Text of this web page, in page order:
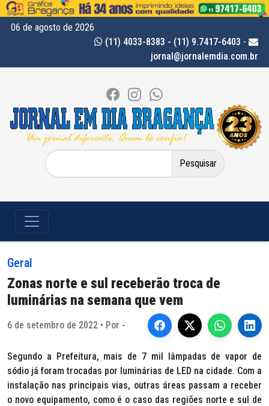
06 de agosto de 2026
(11) 4033-8383 - (11) 9.7417-6403 -
jornal@jornalemdia.com.br
Pesquisar
por:
Geral
Zonas norte e sul receberão troca de
luminárias na semana que vem
6 de setembro de 2022 • Por -
Segundo a Prefeitura, mais de 7 mil lâmpadas de vapor de
sódio já foram trocadas por luminárias de LED na cidade. Com a
instalação nas principais vias, outras áreas passam a receber
o novo equipamento, como é o caso das regiões norte e sul de